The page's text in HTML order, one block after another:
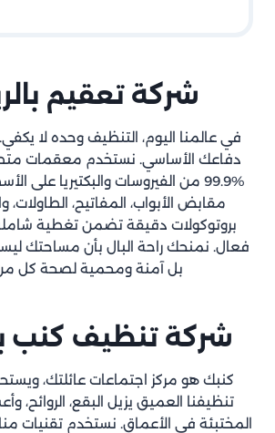
شركة تعقيم
في عالمنا اليوم، التنظيف وحده لا
دفاعك الأساسي. نستخدم معقمات
%99.9 من الفيروسات والبكتيريا على
مقابض الأبواب، المفاتيح، الطاولات،
بروتوكولات دقيقة تضمن تغطية
فعال. نمنحك راحة البال بأن مساحتك
بل آمنة ومحمية لصحة كل
شركة تنظيف كنب
كنبك هو مركز اجتماعات عائلتك،
تنظيفنا العميق يزيل البقع، الروائح،
المختبئة في الأعماق. نستخدم تقنيات